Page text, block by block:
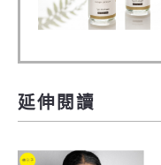
延伸閱讀